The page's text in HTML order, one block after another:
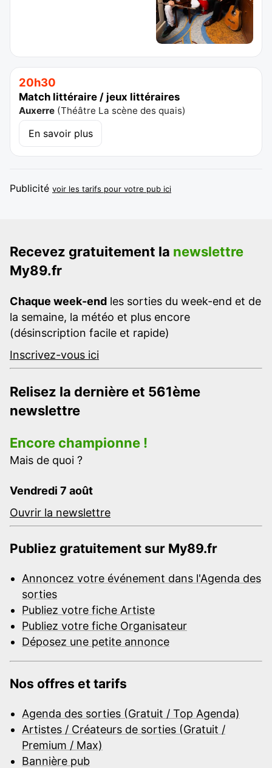
20h30
Match littéraire / jeux littéraires
Auxerre (Théâtre La scène des quais)
En savoir plus
Publicité voir les tarifs pour votre pub ici
Recevez gratuitement la newslettre
My89.fr
Chaque week-end les sorties du week-end et de
la semaine, la météo et plus encore
(désinscription facile et rapide)
Inscrivez-vous ici
Relisez la dernière et 561ème
newslettre
Encore championne !
Mais de quoi ?
Vendredi 7 août
Ouvrir la newslettre
Publiez gratuitement sur My89.fr
Annoncez votre événement dans l'Agenda des
sorties
Publiez votre fiche Artiste
Publiez votre fiche Organisateur
Déposez une petite annonce
Nos offres et tarifs
Agenda des sorties (Gratuit / Top Agenda)
Artistes / Créateurs de sorties (Gratuit /
Premium / Max)
Bannière pub